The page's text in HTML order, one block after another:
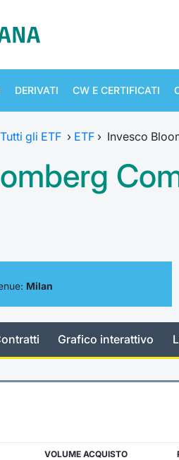
DERIVATI CW E CERTIFICATI
Tutti gli ETF › ETF › Invesco
Milan
Grafico interattivo
VOLUME ACQUISTO